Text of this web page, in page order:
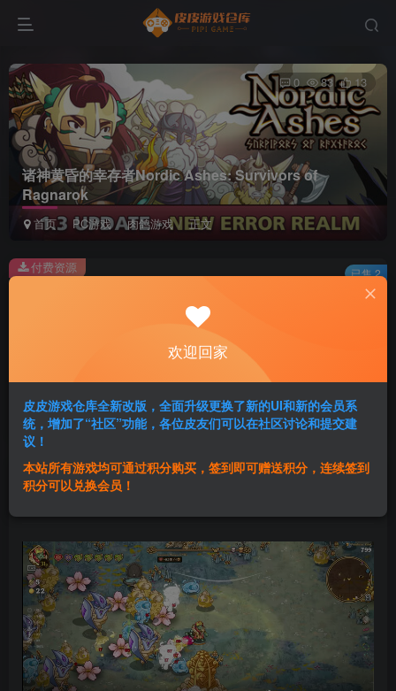
诸神黄昏的幸存者Nordic Ashes: Survivors of
Ragnarok
首页 PC游戏 肉鸽游戏 正文
0 83 13
此内容为付费资源，请付费后查看
2积分
黄金会员免费 超级会员免费
登录购买
付费资源 已售 2
群主1号
欢迎回家
皮皮游戏仓库全新改版，全面升级更换了新的UI和新的会员系
统，增加了“社区”功能，各位皮友们可以在社区讨论和提交建
议！
本站所有游戏均可通过积分购买，签到即可赠送积分，连续签到
积分可以兑换会员！